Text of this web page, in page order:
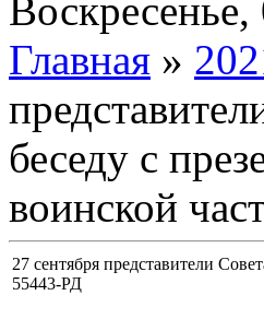
Главная »
беседу с
воинской
27 сентября представители
55443-РД